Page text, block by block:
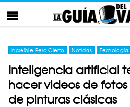
Increíble Pero Cierto Noticias Tecnología
Inteligencia artificial
hacer videos de fotos
de pinturas clásicas